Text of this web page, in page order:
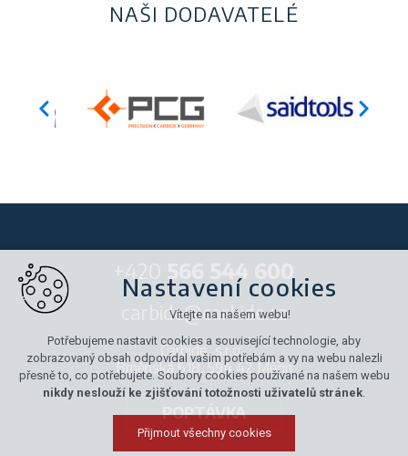
NAŠI DODAVATELÉ
carbide@carbide.cz
Carbide, s.r.o.,
Brněnská 618, 594 42 Měřín
POPTÁVKA
Nastavení cookies
Vítejte na našem webu!
Potřebujeme nastavit cookies a související technologie, aby
zobrazovaný obsah odpovídal vašim potřebám a vy na webu nalezli
přesně to, co potřebujete. Soubory cookies používané na našem webu
nikdy neslouží ke zjišťování totožnosti uživatelů stránek.
Přijmout všechny cookies